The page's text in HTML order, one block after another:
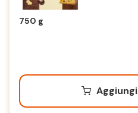
750 g
Aggiungi